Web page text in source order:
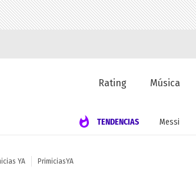
Rating Música
TENDENCIAS Messi
YA PrimiciasYA